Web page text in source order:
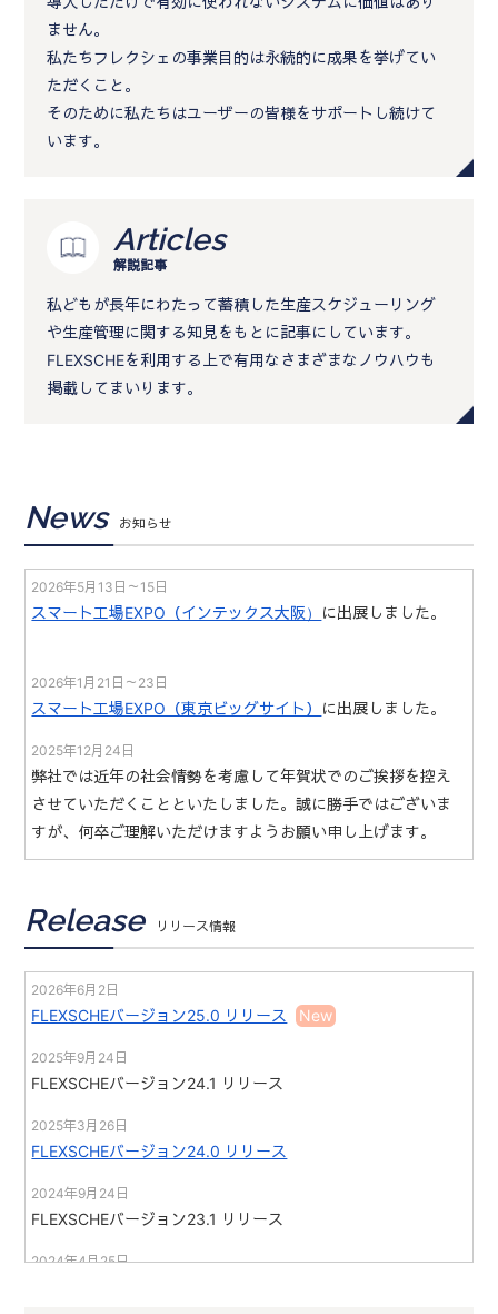
ません。
私たちフレクシェの事業目的は永続的に成果を挙げてい
ただくこと。
そのために私たちはユーザーの皆様をサポートし続けて
います。
Articles
解説記事
私どもが長年にわたって蓄積した生産スケジューリング
や生産管理に関する知見をもとに記事にしています。
FLEXSCHEを利用する上で有用なさまざまなノウハウも
掲載してまいります。
News お知らせ
2026年5月13日～15日
スマート工場EXPO（インテックス大阪） に出展しました。
2026年1月21日～23日
スマート工場EXPO（東京ビッグサイト） に出展しました。
2025年12月24日
弊社では近年の社会情勢を考慮して年賀状でのご挨拶を控え
させていただくことといたしました。誠に勝手ではございま
すが、何卒ご理解いただけますようお願い申し上げます。
スマート工場EXPO に出展しました。
2025年7月9日～11日
設計・製造ソリューション展
2025年1月22日～24日
スマート工場EXPOに出展しました。
2024年12月4日
弊社では近年の社会情勢を考慮して年賀状でのご挨拶を控え
させていただくことといたしました。誠に勝手ではございま
すが、何卒ご理解いただけますようお願い申し上げます。
Release リリース情報
2026年6月2日
FLEXSCHEバージョン25.0 リリース
2025年9月24日
FLEXSCHEバージョン24.1 リリース
2025年3月26日
FLEXSCHEバージョン24.0 リリース
2024年9月24日
FLEXSCHEバージョン23.1 リリース
2024年4月25日